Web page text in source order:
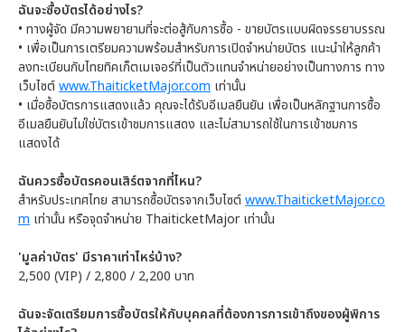
ฉันจะซื้อบัตรได้อย่างไร?
• ทางผู้จัด มีความพยายามที่จะต่อสู้กับการซื้อ - ขายบัตรแบบผิดจรรยาบรรณ
• เพื่อเป็นการเตรียมความพร้อมสำหรับการเปิดจำหน่ายบัตร แนะนำให้ลูกค้า
ลงทะเบียนกับไทยทิคเก็ตเมเจอร์ที่เป็นตัวแทนจำหน่ายอย่างเป็นทางการ ทาง
เว็บไซต์www.ThaiticketMajor.com เท่านั้น
• เมื่อซื้อบัตรการแสดงแล้ว คุณจะได้รับอีเมลยืนยัน เพื่อเป็นหลักฐานการซื้อ
อีเมลยืนยันไม่ใช่บัตรเข้าชมการแสดง และไม่สามารถใช้ในการเข้าชมการ
แสดงได้
ฉันควรซื้อบัตรคอนเสิร์ตจากที่ไหน?
สำหรับประเทศไทย สามารถซื้อบัตรจากเว็บไซต์www.ThaiticketMajor.co
m เท่านั้น หรือจุดจำหน่าย ThaiticketMajor เท่านั้น
'มูลค่าบัตร' มีราคาเท่าไหร่บ้าง?
2,500 (VIP) / 2,800 / 2,200 บาท
ฉันจะจัดเตรียมการซื้อบัตรให้กับบุคคลที่ต้องการการเข้าถึงของผู้พิการ